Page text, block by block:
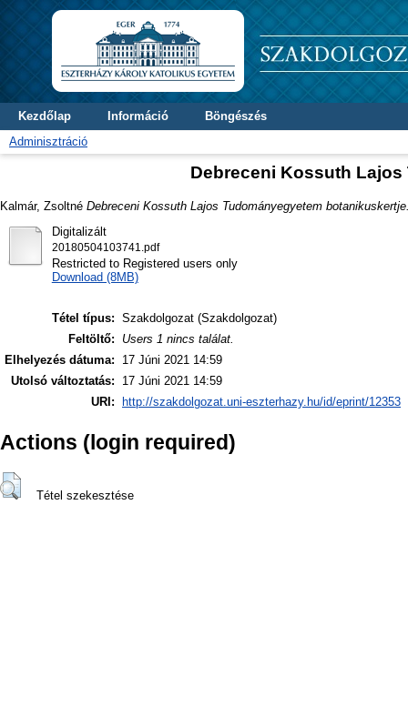
Kezdőlap Információ
Böngészés
Adminisztráció
Debreceni Kossuth
Kalmár, Zsoltné Debreceni Kossuth Lajos Tudományegyetem
Digitalizált
20180504103741.pdf
Restricted to Registered users only
Download (8MB)
Tétel típus: Szakdolgozat (Szakdolgozat)
Feltöltő:
Users 1 nincs találat.
Elhelyezés dátuma:
17 Júni 2021 14:59
Utolsó változtatás:
17 Júni 2021 14:59
URI:
http://szakdolgozat.uni-eszterhazy.hu/id/eprint/12353
Actions (login required)
Tétel szekesztése